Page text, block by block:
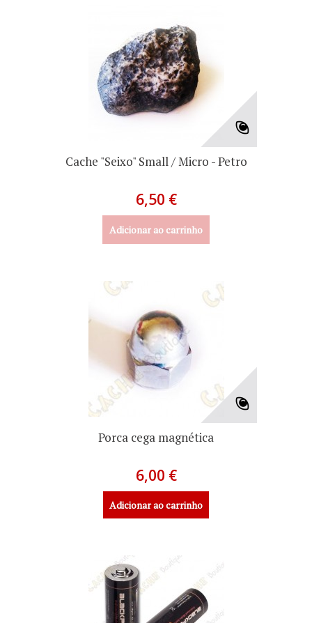
Cache "Seixo" Small / Micro - Petro
6,50 €
Adicionar ao carrinho
Porca cega magnética
6,00 €
Adicionar ao carrinho